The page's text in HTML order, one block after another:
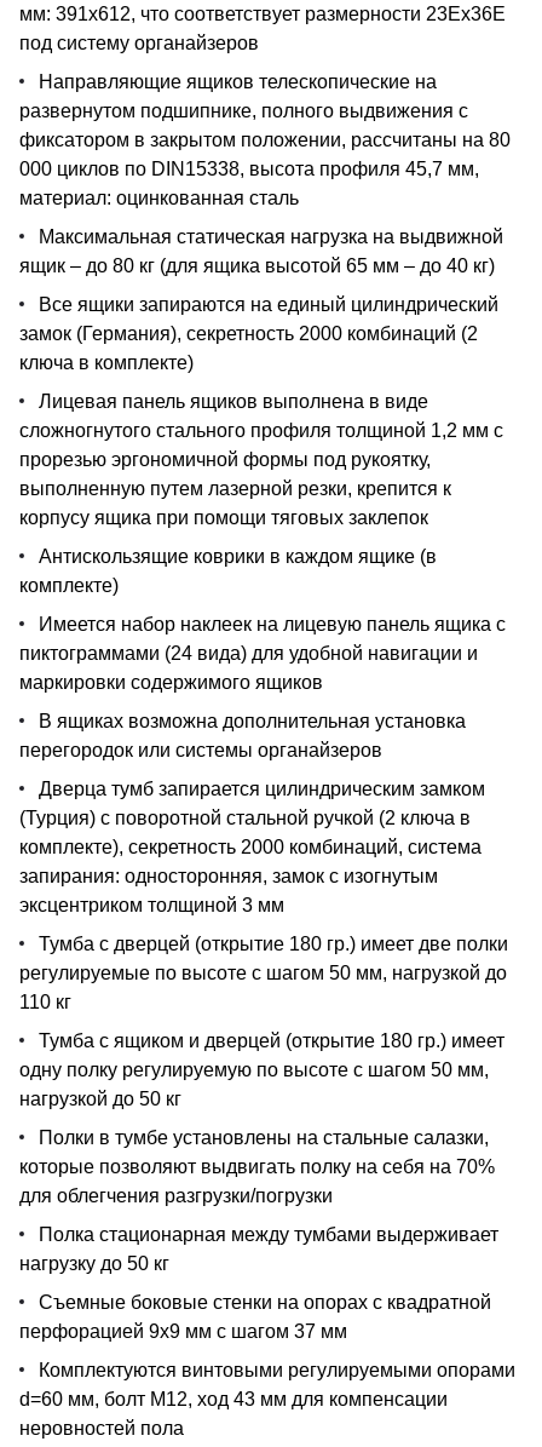
мм: 391х612, что соответствует размерности 23Ех36Е
под систему органайзеров
Направляющие ящиков телескопические на
развернутом подшипнике, полного выдвижения с
фиксатором в закрытом положении, рассчитаны на 80
000 циклов по DIN15338, высота профиля 45,7 мм,
материал: оцинкованная сталь
Максимальная статическая нагрузка на выдвижной
ящик – до 80 кг (для ящика высотой 65 мм – до 40 кг)
Все ящики запираются на единый цилиндрический
замок (Германия), секретность 2000 комбинаций (2
ключа в комплекте)
Лицевая панель ящиков выполнена в виде
сложногнутого стального профиля толщиной 1,2 мм с
прорезью эргономичной формы под рукоятку,
выполненную путем лазерной резки, крепится к
корпусу ящика при помощи тяговых заклепок
Антискользящие коврики в каждом ящике (в
комплекте)
Имеется набор наклеек на лицевую панель ящика с
пиктограммами (24 вида) для удобной навигации и
маркировки содержимого ящиков
В ящиках возможна дополнительная установка
перегородок или системы органайзеров
Дверца тумб запирается цилиндрическим замком
(Турция) с поворотной стальной ручкой (2 ключа в
комплекте), секретность 2000 комбинаций, система
запирания: односторонняя, замок с изогнутым
эксцентриком толщиной 3 мм
Тумба с дверцей (открытие 180 гр.) имеет две полки
регулируемые по высоте с шагом 50 мм, нагрузкой до
110 кг
Тумба с ящиком и дверцей (открытие 180 гр.) имеет
одну полку регулируемую по высоте с шагом 50 мм,
нагрузкой до 50 кг
Полки в тумбе установлены на стальные салазки,
которые позволяют выдвигать полку на себя на 70%
для облегчения разгрузки/погрузки
Полка стационарная между тумбами выдерживает
нагрузку до 50 кг
Съемные боковые стенки на опорах с квадратной
перфорацией 9х9 мм с шагом 37 мм
Комплектуются винтовыми регулируемыми опорами
d=60 мм, болт М12, ход 43 мм для компенсации
неровностей пола